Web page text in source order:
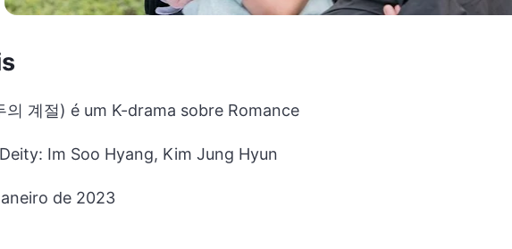
계절) é um K-drama sobre Romance
Im Soo Hyang, Kim Jung Hyun
de 2023